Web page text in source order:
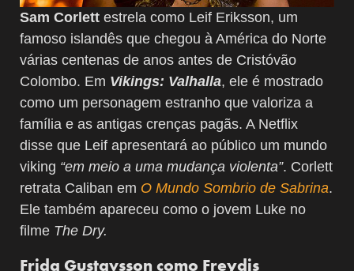
Sam Corlett estrela como Leif Eriksson, um
famoso islandês que chegou à América do Norte
várias centenas de anos antes de Cristóvão
Colombo. Em Vikings: Valhalla, ele é mostrado
como um personagem estranho que valoriza a
família e as antigas crenças pagãs. A Netflix
disse que Leif apresentará ao público um mundo
viking “em meio a uma mudança violenta”. Corlett
retrata Caliban em O Mundo Sombrio de Sabrina.
Ele também apareceu como o jovem Luke no
filme The Dry.
Frida Gustavsson como Freydis